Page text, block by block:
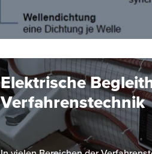
Elektrische
Verfahrenstechnik